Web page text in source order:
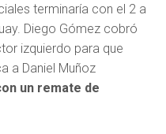
terminaría con el 2 a
Diego Gómez cobró
izquierdo para que
a Daniel Muñoz
un remate de